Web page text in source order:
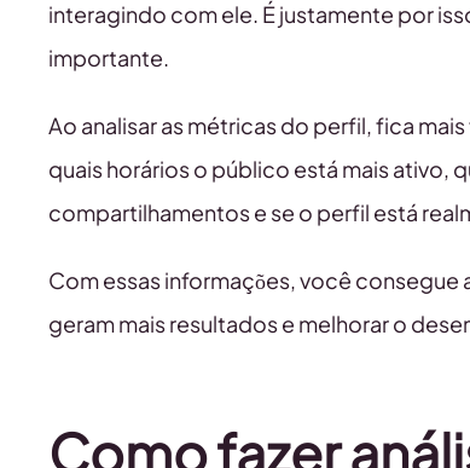
interagindo com ele. É justamente por
importante.
Ao analisar as métricas do perfil, fica
quais horários o público está mais ativo,
compartilhamentos e se o perfil está
Com essas informações, você
geram mais resultados e melhorar o
Como fazer